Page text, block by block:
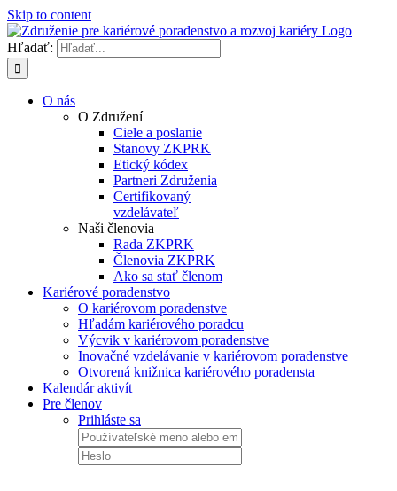
Skip to content
Hľadať:
O nás
O Združení
Ciele a poslanie
Stanovy ZKPRK
Etický kódex
Partneri Združenia
Certifikovaný
vzdelávateľ
Naši členovia
Rada ZKPRK
Členovia ZKPRK
Ako sa stať členom
Kariérové poradenstvo
O kariérovom poradenstve
Hľadám kariérového poradcu
Výcvik v kariérovom poradenstve
Inovačné vzdelávanie v kariérovom poradenstve
Otvorená knižnica kariérového poradensta
Kalendár aktivít
Pre členov
Prihláste sa